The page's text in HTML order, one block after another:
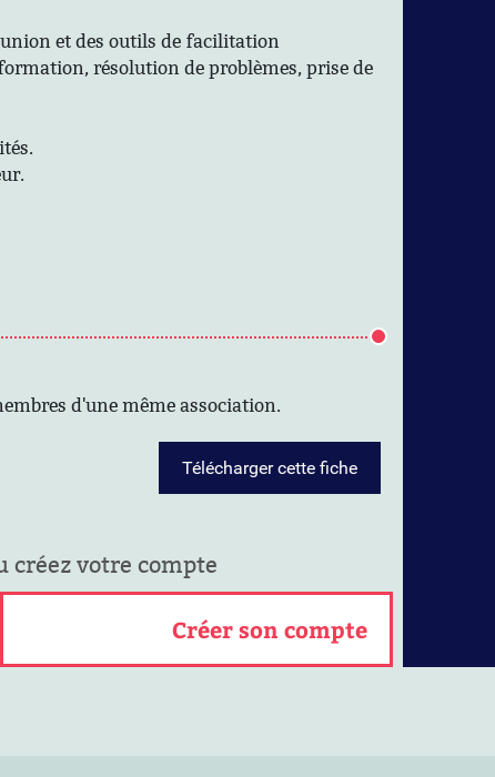
et des outils de facilitation
résolution de problèmes, prise de
d'une même association.
Télécharger cette fiche
créez votre compte
Créer son compte